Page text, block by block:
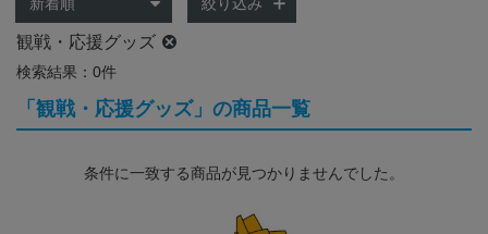
観戦・応援グッズ
検索結果：0件
「観戦・応援グッズ」の商品一覧
条件に一致する商品が見つかりませんでした。